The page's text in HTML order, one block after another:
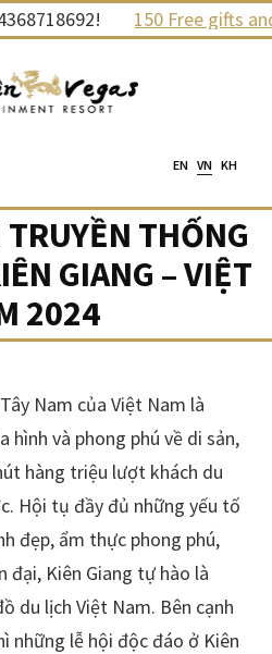
150 Free gifts and
EN VN KH
THỐNG
GIANG – VIỆT
2024
Nam của Việt Nam là
hình và phong phú về di sản,
hàng triệu lượt khách du
Hội tụ đầy đủ những yếu tố
đẹp, ẩm thực phong phú,
đại, Kiên Giang tự hào là
du lịch Việt Nam. Bên cạnh
những lễ hội độc đáo ở Kiên